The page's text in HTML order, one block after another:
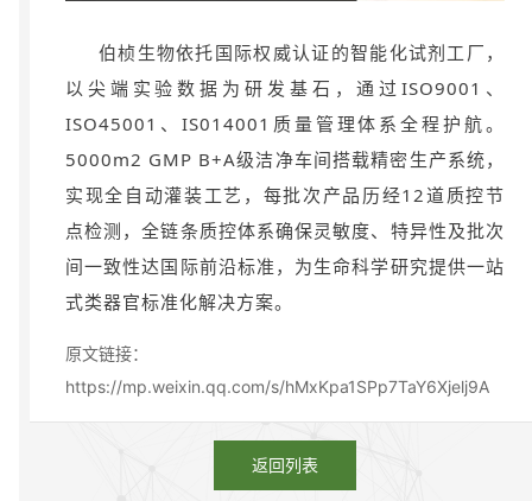
伯桢生物依托国际权威认证的智能化试剂工厂，
以尖端实验数据为研发基石，通过ISO9001、
ISO45001、IS014001质量管理体系全程护航。
5000m2 GMP B+A级洁净车间搭载精密生产系统，
实现全自动灌装工艺，每批次产品历经12道质控节
点检测，全链条质控体系确保灵敏度、特异性及批次
间一致性达国际前沿标准，为生命科学研究提供一站
式类器官标准化解决方案。
原文链接：
https://mp.weixin.qq.com/s/hMxKpa1SPp7TaY6Xjelj9A
返回列表